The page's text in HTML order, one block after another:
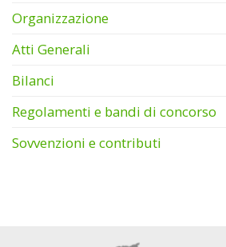
Organizzazione
Atti Generali
Bilanci
Regolamenti e bandi di concorso
Sovvenzioni e contributi